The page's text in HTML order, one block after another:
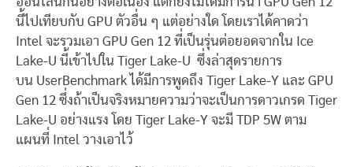
นี้ไปเทียบกับ GPU ตัวอื่น ๆ แต่อย่างใด โดยเราได้คาดว่า
Intel จะรวมเอา GPU Gen 12 ที่เป็นรุ่นต่อยอดจากใน Ice
Lake-U นี้เข้าไปใน Tiger Lake-U ซึ่งล่าสุดรายการ
บน UserBenchmark ได้มีการพูดถึง Tiger Lake-Y และ GPU
Gen 12 ซึ่งถ้าเป็นจริงหมายความว่าจะเป็นการดาวเกรด Tiger
Lake-U อย่างแรง โดย Tiger Lake-Y จะมี TDP 5W ตาม
แผนที่ Intel วางเอาไว้